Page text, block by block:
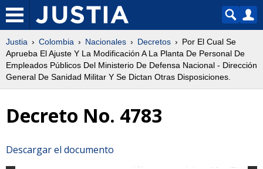
Justia Colombia Nacionales Decretos
Por El Cual Se
Aprueba El Ajuste Y La Modificación A La Planta De Personal De
Empleados Públicos Del Ministerio De Defensa Nacional - Dirección
General De Sanidad Militar Y Se Dictan Otras Disposiciones.
Decreto No. 4783
Descargar el documento